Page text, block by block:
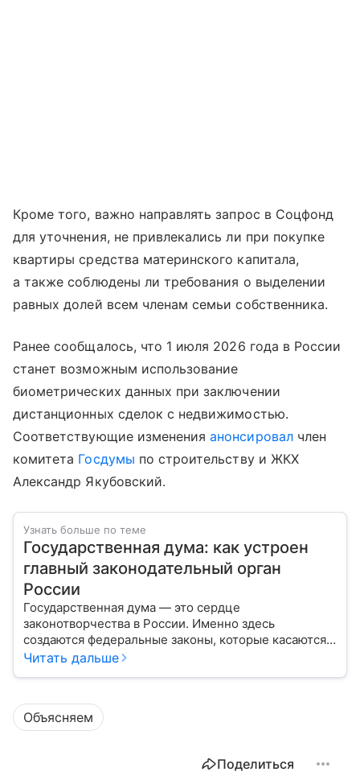
Кроме того, важно направлять запрос в Соцфонд
для уточнения, не привлекались ли при покупке
квартиры средства материнского капитала,
а также соблюдены ли требования о выделении
равных долей всем членам семьи собственника.
Ранее сообщалось, что 1 июля 2026 года в России
станет возможным использование
биометрических данных при заключении
дистанционных сделок с недвижимостью.
Соответствующие измененияанонсировалчлен
комитета Госдумы по строительству и ЖКХ
Александр Якубовский.
Узнать больше по теме
Государственная дума: как устроен
главный законодательный орган
России
Государственная дума — это сердце
законотворчества в России. Именно здесь
создаются федеральные законы, которые касаются
жизни каждого гражданина: от образования и
Читать дальше
Объясняем
Поделиться